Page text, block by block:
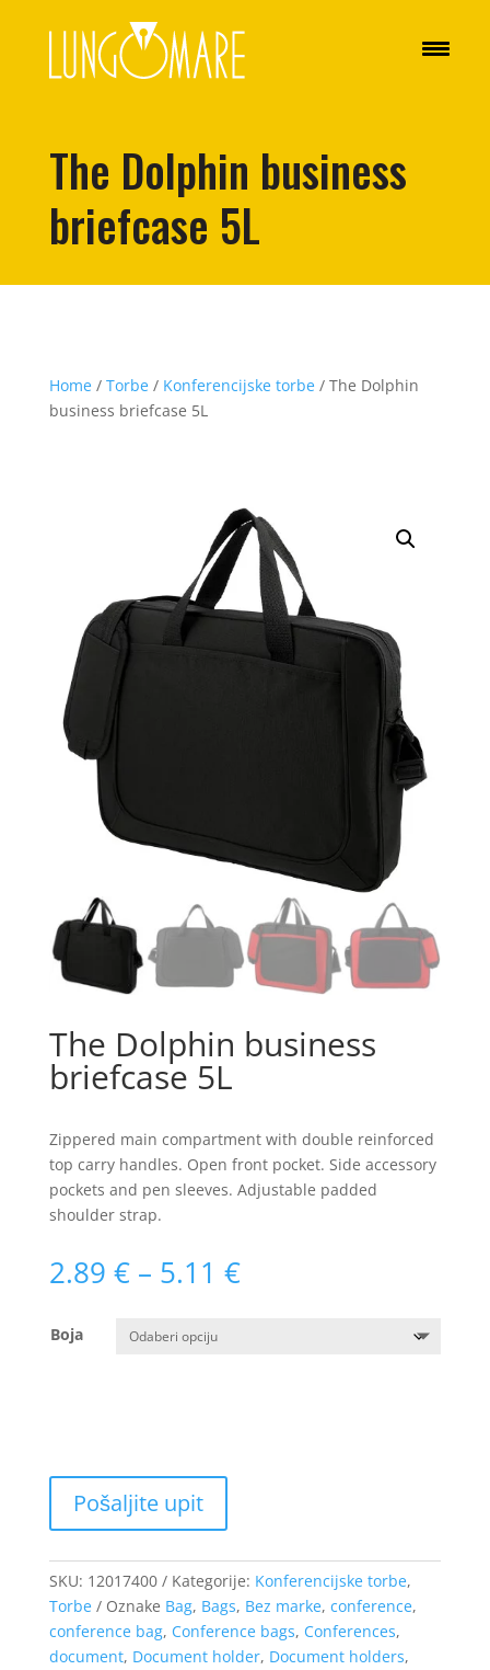
The Dolphin business
briefcase 5L
Home/ Torbe/ Konferencijske torbe/ The Dolphin
business briefcase 5L
The Dolphin business
briefcase 5L
Zippered main compartment with double reinforced
top carry handles. Open front pocket. Side accessory
pockets and pen sleeves. Adjustable padded
shoulder strap.
2.89 € – 5.11 €Raspon
cijena:
Boja
SKU: 12017400 Kategorije: Konferencijske torbe,
Torbe
Oznake Bag, Bags, Bez marke, conference,
conference bag, Conference bags, Conferences,
document, Document holder, Document holders,